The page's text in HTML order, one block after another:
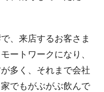
、来店するお客さま
ートワークになり、
多く、それまで会社
でもがぶがぶ飲んで